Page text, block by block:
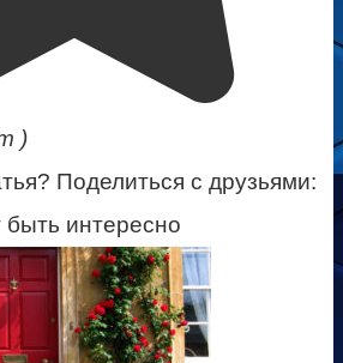
)
Поделиться с друзьями:
интересно